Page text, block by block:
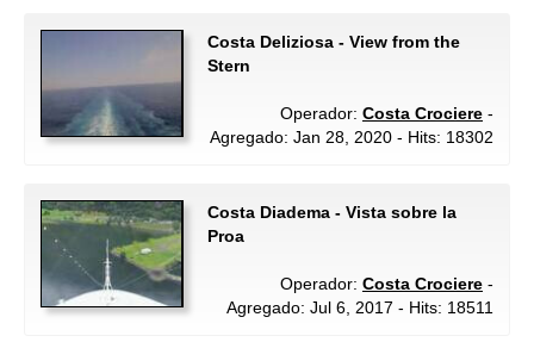
Costa Deliziosa - View from the
Stern
Operador: Costa Crociere -
Agregado: Jan 28, 2020 - Hits: 18302
Costa Diadema - Vista sobre la
Proa
Operador: Costa Crociere -
Agregado: Jul 6, 2017 - Hits: 18511